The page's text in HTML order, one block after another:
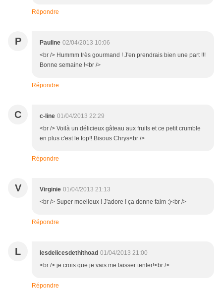
Répondre
P Pauline 02/04/2013 10:06
<br /> Hummm très gourmand ! J'en prendrais bien une part !!!
Bonne semaine !<br />
Répondre
C c-line 01/04/2013 22:29
<br /> Voilà un délicieux gâteau aux fruits et ce petit crumble
en plus c'est le top!! Bisous Chrys<br />
Répondre
V Virginie 01/04/2013 21:13
<br /> Super moelleux ! J'adore ! ça donne faim :)<br />
Répondre
L lesdelicesdethithoad 01/04/2013 21:00
<br /> je crois que je vais me laisser tenter!<br />
Répondre